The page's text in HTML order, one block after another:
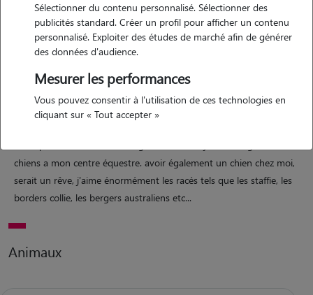
chats âgés de 6 ans à la maison, mais voir plus d'animaux est un
besoin. je fais également de l'équitation et il y'a plusieurs races de
chiens : beaucerons, jack russel croisé beagle, border collie...
Expérience
chiens a mon centre équestre. avoir également un chien chez moi,
serait un rêve, j'aime énormément les racés tels que les staffie, les
borders collie, les bergers australiens etc...
Animaux
Sélectionner du contenu personnalisé. Sélectionner des
publicités standard. Créer un profil pour afficher un contenu
personnalisé. Exploiter des études de marché afin de générer
des données d'audience.
Mesurer les performances
Vous pouvez consentir à l'utilisation de ces technologies en
cliquant sur « Tout accepter »